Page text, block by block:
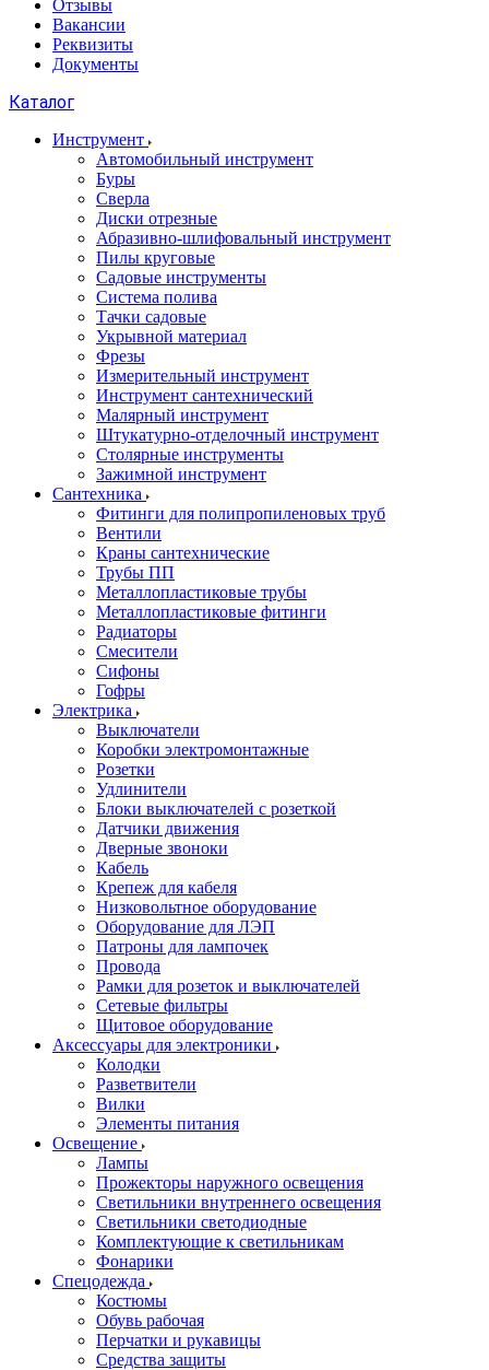
Отзывы
Вакансии
Реквизиты
Документы
Каталог
Инструмент
Автомобильный инструмент
Буры
Сверла
Диски отрезные
Абразивно-шлифовальный инструмент
Пилы круговые
Садовые инструменты
Система полива
Тачки садовые
Укрывной материал
Фрезы
Измерительный инструмент
Инструмент сантехнический
Малярный инструмент
Штукатурно-отделочный инструмент
Cтолярные инструменты
Зажимной инструмент
Сантехника
Фитинги для полипропиленовых труб
Вентили
Краны сантехнические
Трубы ПП
Металлопластиковые трубы
Металлопластиковые фитинги
Радиаторы
Смесители
Сифоны
Гофры
Электрика
Выключатели
Коробки электромонтажные
Розетки
Удлинители
Блоки выключателей с розеткой
Датчики движения
Дверные звоноки
Кабель
Крепеж для кабеля
Низковольтное оборудование
Оборудование для ЛЭП
Патроны для лампочек
Провода
Рамки для розеток и выключателей
Сетевые фильтры
Щитовое оборудование
Аксессуары для электроники
Колодки
Разветвители
Вилки
Элементы питания
Освещение
Лампы
Прожекторы наружного освещения
Светильники внутреннего освещения
Светильники светодиодные
Комплектующие к светильникам
Фонарики
Спецодежда
Костюмы
Обувь рабочая
Перчатки и рукавицы
Средства защиты